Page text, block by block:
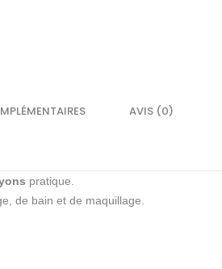
AVIS (0)
pratique.
de bain et de maquillage.